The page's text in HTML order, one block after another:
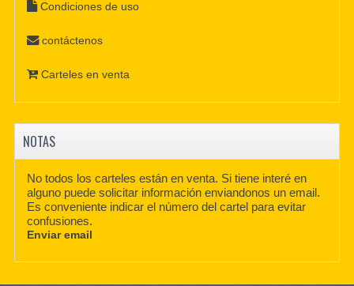
Condiciones de uso
contáctenos
Carteles en venta
NOTAS
No todos los carteles están en venta. Si tiene interé en
alguno puede solicitar información enviandonos un email.
Es conveniente indicar el número del cartel para evitar
confusiones.
Enviar email